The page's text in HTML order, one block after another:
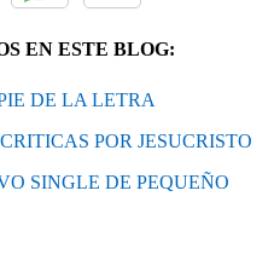
EN ESTE BLOG:
DE LA LETRA
POR JESUCRISTO
SINGLE DE PEQUEÑO